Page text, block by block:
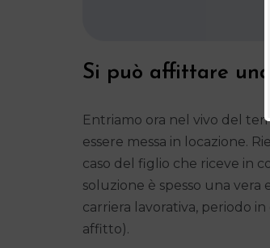
Si può affittare
Entriamo ora nel vivo del
essere messa in locazione.
caso del figlio che riceve in
soluzione è spesso una vera
carriera lavorativa, periodo
affitto).